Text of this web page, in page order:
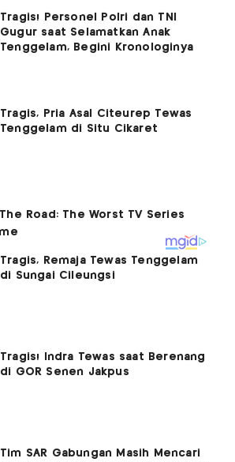
Tragis! Personel Polri dan TNI
Gugur saat Selamatkan Anak
Tenggelam, Begini Kronologinya
Tragis, Pria Asal Citeurep Tewas
Tenggelam di Situ Cikaret
Tragis, Remaja Tewas Tenggelam
di Sungai Cileungsi
Tragis! Indra Tewas saat Berenang
di GOR Senen Jakpus
Tim SAR Gabungan Masih Mencari